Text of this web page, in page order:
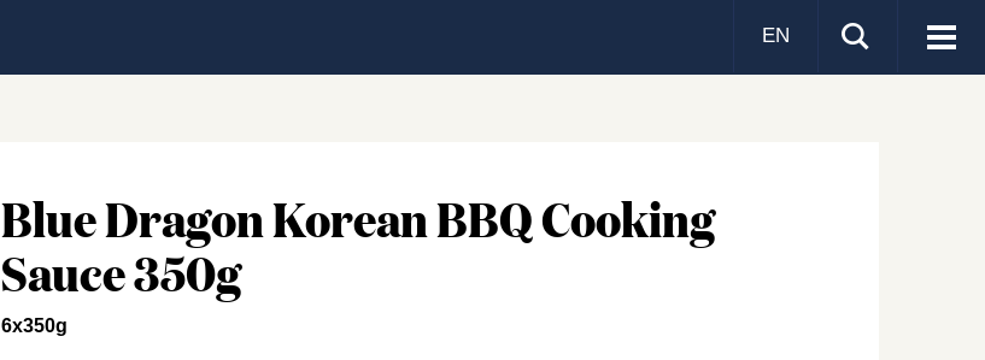
Visa
EN
Blue Dragon Korean BBQ Cooking
Sauce 350g
6x350g